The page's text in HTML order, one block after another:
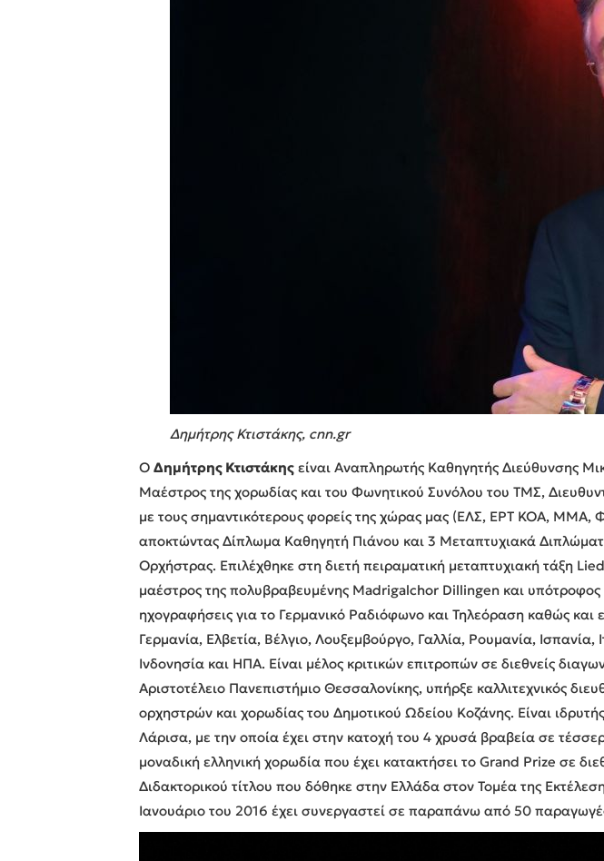
Δημήτρης Κτιστάκης, cnn.gr
ΟΔημήτρης Κτιστάκης είναι Αναπληρωτής Καθηγητής Διεύθυνσης
Μαέστρος της χορωδίας και του Φωνητικού Συνόλου του ΤΜΣ,
με τους σημαντικότερους φορείς της χώρας μας (ΕΛΣ, ΕΡΤ ΚΟΑ, ΜΜΑ,
αποκτώντας Δίπλωμα Καθηγητή Πιάνου και 3 Μεταπτυχιακά
Ορχήστρας. Επιλέχθηκε στη διετή πειραματική μεταπτυχιακή τάξη
μαέστρος της πολυβραβευμένης Madrigalchor Dillingen και
ηχογραφήσεις για το Γερμανικό Ραδιόφωνο και Τηλεόραση καθώς
Γερμανία, Ελβετία, Βέλγιο, Λουξεμβούργο, Γαλλία, Ρουμανία,
Ινδονησία και ΗΠΑ. Είναι μέλος κριτικών επιτροπών σε διεθνείς
Αριστοτέλειο Πανεπιστήμιο Θεσσαλονίκης, υπήρξε καλλιτεχνικός
ορχηστρών και χορωδίας του Δημοτικού Ωδείου Κοζάνης. Είναι
Λάρισα, με την οποία έχει στην κατοχή του 4 χρυσά βραβεία σε
μοναδική ελληνική χορωδία που έχει κατακτήσει το Grand Prize σε
Διδακτορικού τίτλου που δόθηκε στην Ελλάδα στον Τομέα της
Ιανουάριο του 2016 έχει συνεργαστεί σε παραπάνω από 50